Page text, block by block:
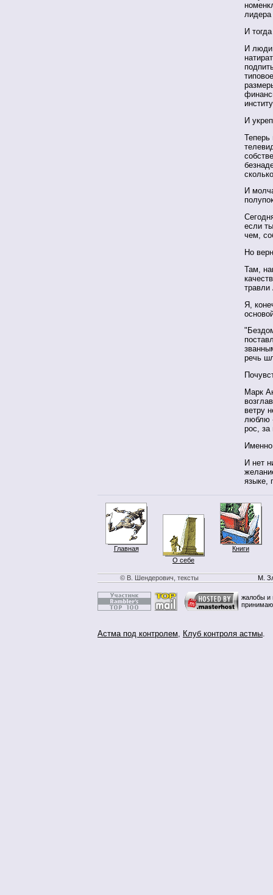
лидера
И
И люди
И
Теперь
И
если
чем,
Но
Там,
травли
Я,
речь
Марк
ветру
люблю
рос,
И нет
языке,
Главная
О себе
Книги
© В. Шендерович, тексты М.
жалобы и
Астма под контролем, Клуб контроля астмы.